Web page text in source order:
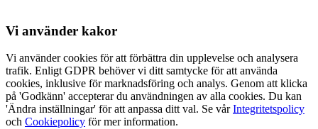
Vi använder kakor
Vi använder cookies för att förbättra din upplevelse och analysera
trafik. Enligt GDPR behöver vi ditt samtycke för att använda
cookies, inklusive för marknadsföring och analys. Genom att klicka
på 'Godkänn' accepterar du användningen av alla cookies. Du kan
'Ändra inställningar' för att anpassa ditt val. Se vårIntegritetspolicy
och Cookiepolicy för mer information.